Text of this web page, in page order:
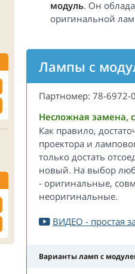
модуль. Он
оригинальной
Лампы с
Партномер: 78-6972-
Несложная замена,
Как правило,
проектора и
только достать
новый. На выбор
- оригинальные,
неоригинальные.
ВИДЕО - простая
Варианты ламп с